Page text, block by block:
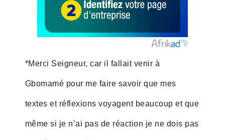
*Merci Seigneur, car il fallait venir à
Gbomamé pour me faire savoir que mes
textes et réflexions voyagent beaucoup et que
même si je n’ai pas de réaction je ne dois pas